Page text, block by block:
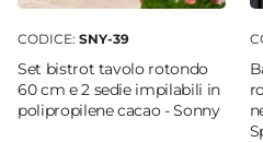
CODICE: SNY-39
Set bistrot tavolo rotondo
60 cm e 2 sedie impilabili in
polipropilene cacao - Sonny